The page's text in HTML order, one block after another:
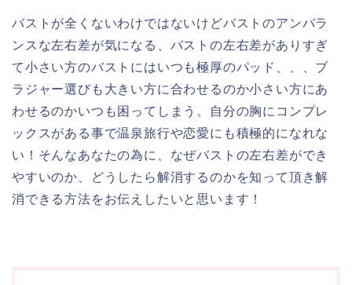
バストが全くないわけではないけどバストのアンバラ
ンスな左右差が気になる、バストの左右差がありすぎ
て小さい方のバストにはいつも極厚のパッド、、、ブ
ラジャー選びも大きい方に合わせるのか小さい方にあ
わせるのかいつも困ってしまう。自分の胸にコンプレ
ックスがある事で温泉旅行や恋愛にも積極的になれな
い！そんなあなたの為に、なぜバストの左右差ができ
やすいのか、どうしたら解消するのかを知って頂き解
消できる方法をお伝えしたいと思います！